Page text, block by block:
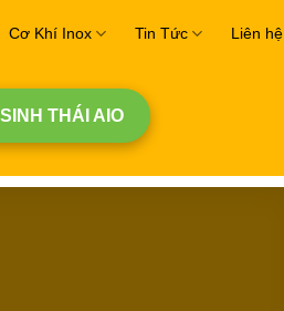
Cơ Khí Inox Tin Tức Liên hệ
THÁI AIO